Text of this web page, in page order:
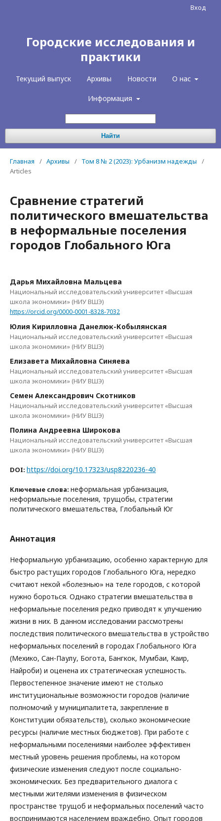
Городские исследования и
практики
Текущий выпуск Архивы Новости О нас
Информация
Найти
Вход
Главная / Архивы / Том 8 № 2 (2023): Урбанизм надежды
/
Articles
Сравнение стратегий
политического вмешательства
в неформальные поселения
городов Глобального Юга
Дарья Михайловна Мальцева
Национальный исследовательский университет «Высшая
школа экономики» (НИУ ВШЭ)
https://orcid.org/0000-0001-8328-7032
Юлия Кирилловна Данелюк-Кобылянская
Национальный исследовательский университет «Высшая
школа экономики» (НИУ ВШЭ)
Елизавета Михайловна Синяева
Национальный исследовательский университет «Высшая
школа экономики» (НИУ ВШЭ)
Семен Александрович Скотников
Национальный исследовательский университет «Высшая
школа экономики» (НИУ ВШЭ)
Полина Андреевна Широкова
Национальный исследовательский университет «Высшая
школа экономики» (НИУ ВШЭ)
DOI: https://doi.org/10.17323/usp8220236-40
Ключевые слова: неформальная урбанизация,
неформальные поселения, трущобы, стратегии
политического вмешательства, Глобальный Юг
Аннотация
Неформальную урбанизацию, особенно характерную для
быстро растущих городов Глобального Юга, нередко
считают некой «болезнью» на теле городов, с которой
нужно бороться. Однако стратегии вмешательства в
неформальные поселения редко приводят к улучшению
жизни в них. В данном исследовании рассмотрены
последствия политического вмешательства в устройство
неформальных поселений в городах Глобального Юга
(Мехико, Сан-Паулу, Богота, Бангкок, Мумбаи, Каир,
Найроби) и оценена их стратегическая успешность.
Первостепенное значение имеют не столько
институциональные возможности городов (наличие
полномочий у муниципалитета, закрепление в
Конституции обязательств), сколько экономические
ресурсы (наличие местных бюджетов). При работе с
неформальными поселениями наиболее эффективен
местный уровень решения проблемы, на котором
физические изменения следуют после социально-
экономических. Без предварительного диалога с
местными жителями изменения в физическом
пространстве трущоб и неформальных поселений часто
воспринимаются населением враждебно. Опыт городов